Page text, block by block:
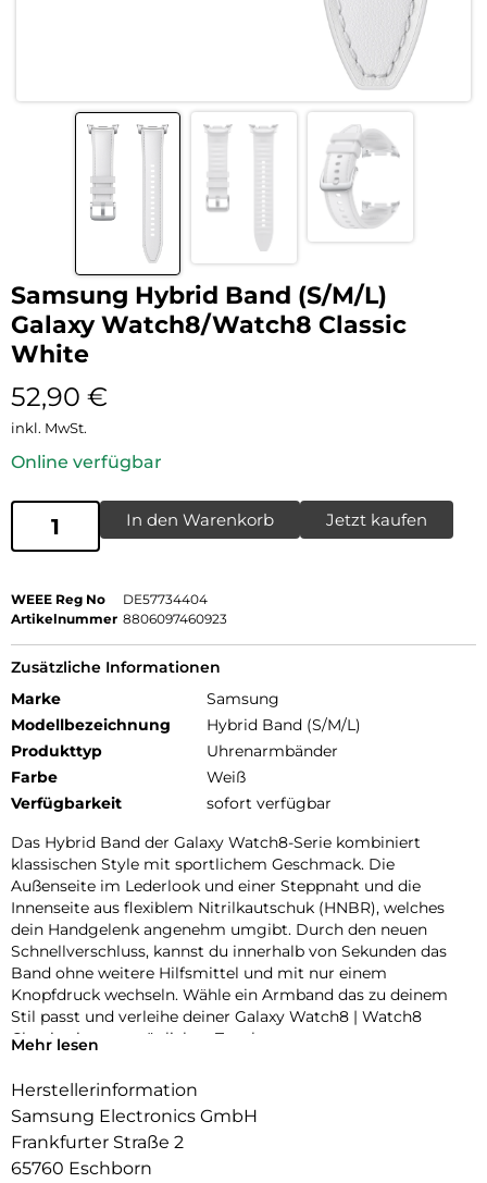
Samsung Hybrid Band (S/M/L)
Galaxy Watch8/Watch8 Classic
White
52,90 €
inkl. MwSt.
Online verfügbar
In den Warenkorb Jetzt kaufen
WEEE Reg No
DE57734404
Artikelnummer 8806097460923
Zusätzliche Informationen
Marke
Samsung
Modellbezeichnung
Hybrid Band (S/M/L)
Produkttyp
Uhrenarmbänder
Farbe
Weiß
Verfügbarkeit
sofort verfügbar
Das Hybrid Band der Galaxy Watch8-Serie kombiniert
klassischen Style mit sportlichem Geschmack. Die
Außenseite im Lederlook und einer Steppnaht und die
Innenseite aus flexiblem Nitrilkautschuk (HNBR), welches
dein Handgelenk angenehm umgibt. Durch den neuen
Schnellverschluss, kannst du innerhalb von Sekunden das
Band ohne weitere Hilfsmittel und mit nur einem
Knopfdruck wechseln. Wähle ein Armband das zu deinem
Stil passt und verleihe deiner Galaxy Watch8 | Watch8
Classic einen persönlichen Touch.
Mehr lesen
Herstellerinformation
Samsung Electronics GmbH
Frankfurter Straße 2
65760 Eschborn